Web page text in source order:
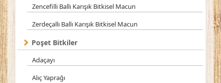
Zencefilli Ballı Karışık Bitkisel Macun
Zerdeçallı Ballı Karışık Bitkisel Macun
Poşet Bitkiler
Adaçayı
Alıç Yaprağı